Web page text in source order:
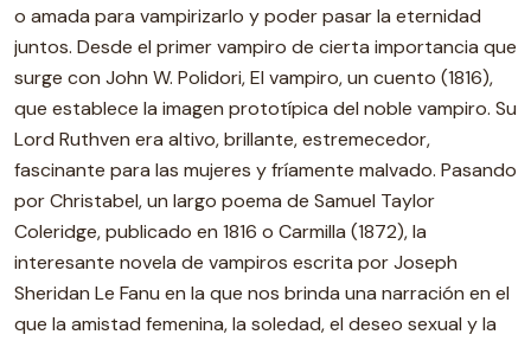
o amada para vampirizarlo y poder pasar la eternidad
juntos. Desde el primer vampiro de cierta importancia que
surge con John W. Polidori, El vampiro, un cuento (1816),
que establece la imagen prototípica del noble vampiro. Su
Lord Ruthven era altivo, brillante, estremecedor,
fascinante para las mujeres y fríamente malvado. Pasando
por Christabel, un largo poema de Samuel Taylor
Coleridge, publicado en 1816 o Carmilla (1872), la
interesante novela de vampiros escrita por Joseph
Sheridan Le Fanu en la que nos brinda una narración en el
que la amistad femenina, la soledad, el deseo sexual y la